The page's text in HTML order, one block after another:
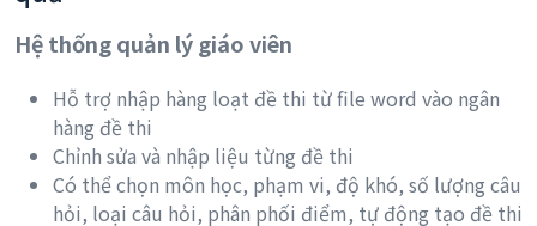
Hệ thống quản lý giáo viên
Hỗ trợ nhập hàng loạt đề thi từ file word vào ngân
hàng đề thi
Chỉnh sửa và nhập liệu từng đề thi
Có thể chọn môn học, phạm vi, độ khó, số lượng câu
hỏi, loại câu hỏi, phân phối điểm, tự động tạo đề thi